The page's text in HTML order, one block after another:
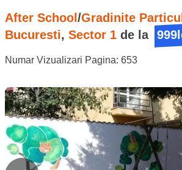
After School /Gradinite
Bucuresti, Sector 1 de la
Numar Vizualizari Pagina: 653